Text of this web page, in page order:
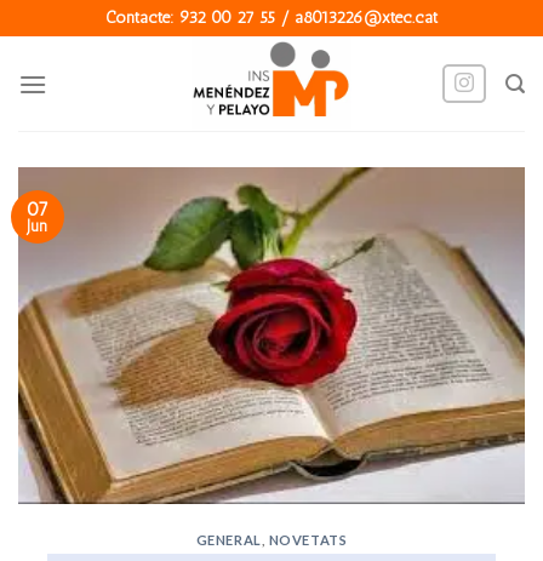
to
content
Contacte: 932 00 27 55 / a8013226@xtec.cat
07
Jun
GENERAL NOVETATS